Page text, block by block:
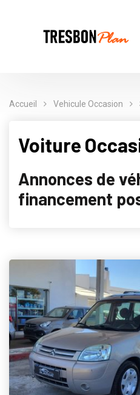
Accueil Vehicule Occasion
Voiture
Annonces de
financement